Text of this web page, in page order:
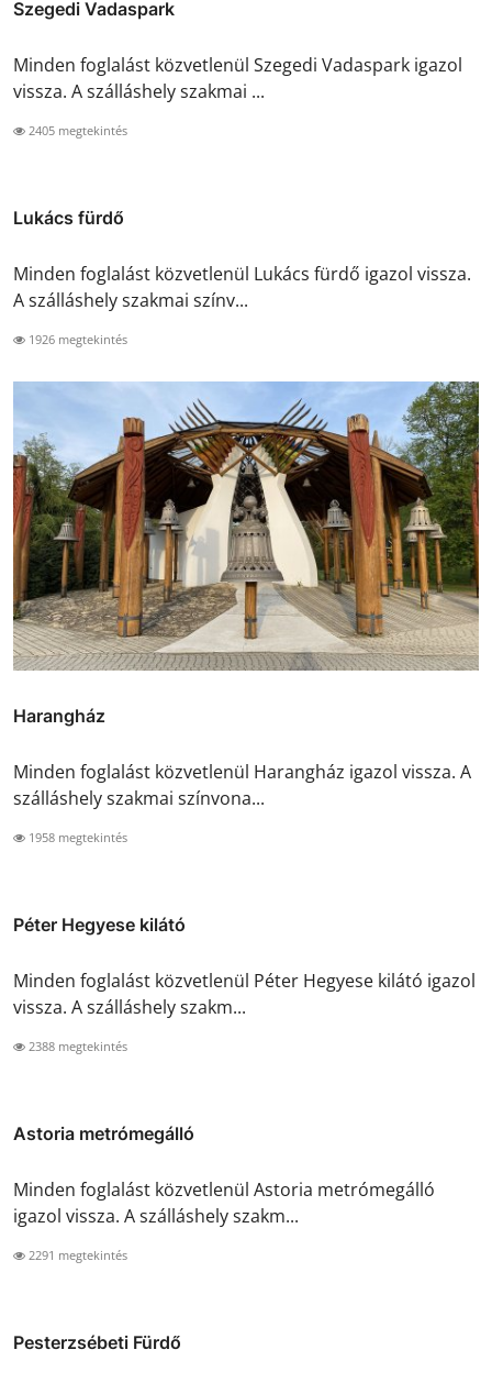
Szegedi Vadaspark
Minden foglalást közvetlenül Szegedi Vadaspark igazol
vissza. A szálláshely szakmai ...
2405 megtekintés
Lukács fürdő
Minden foglalást közvetlenül Lukács fürdő igazol vissza.
A szálláshely szakmai színv...
1926 megtekintés
Harangház
Minden foglalást közvetlenül Harangház igazol vissza. A
szálláshely szakmai színvona...
1958 megtekintés
Péter Hegyese kilátó
Minden foglalást közvetlenül Péter Hegyese kilátó igazol
vissza. A szálláshely szakm...
2388 megtekintés
Astoria metrómegálló
Minden foglalást közvetlenül Astoria metrómegálló
igazol vissza. A szálláshely szakm...
2291 megtekintés
Pesterzsébeti Fürdő